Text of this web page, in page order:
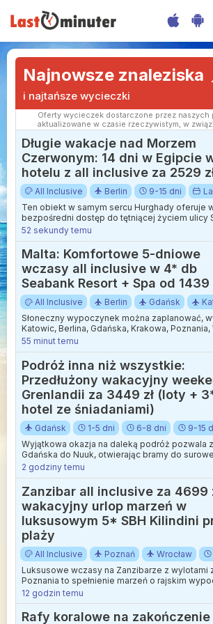
Najnowsze znaleziska
i najtańsze wycieczki
Oferty wycieczek dostarczone przez naszych
aktualizowane w czasie rzeczywistym, w
dostępność ofert mogą się nieznacznie
Dokładamy wszelkich starań aby rozbieżności
Długie wakacje nad Morzem
Czerwonym: 14 dni w Egipcie
hotelu z all inclusive za 2529
All Inclusive Berlin 9-15 dni
Ten obiekt w samym sercu Hurghady oferuje
bezpośredni dostęp do tętniącej życiem ulicy
w tym miejscu to doskonała propozycja dla
poczuć rytm egipskiego kurortu, mając
zapewniony pełen komfort, ponieważ ta
all inclusive. Na miejscu czekają dwa baseny
sekcja ze zjeżdżalniami wodnymi, która
radości zarówno dzieciom, jak i dorosłym.
52 sekundy temu
Malta: Komfortowe 5-dniowe
wczasy all inclusive w 4* db
Seabank Resort + Spa od 1439
All Inclusive Berlin Gdańsk
Słoneczny wypoczynek można zaplanować,
Katowic, Berlina, Gdańska, Krakowa, Poznania,
Warszawy-Modlin i Wrocławia na malowniczą
55 minut temu
Podróż inna niż wszystkie:
Przedłużony wakacyjny
Grenlandii za 3449 zł (loty +
hotel ze śniadaniami)
Gdańsk 1-5 dni 6-8 dni 9-15
Wyjątkowa okazja na daleką podróż pozwala
Gdańska do Nuuk, otwierając bramy do
Arktyki. Połączenie realizowane jest z
Kopenhadze, co pozwala na sprawną podróż
propozycja to idealny sposób na
miejscu, gdzie natura dominuje nad
2 godziny temu
Zanzibar all inclusive za 4699
wakacyjny urlop marzeń w
luksusowym 5* SBH Kilindini
plaży
All Inclusive Poznań Wrocław
Luksusowe wczasy na Zanzibarze z wylotami
Poznania to spełnienie marzeń o rajskim
otoczeniu palm i turkusowego oceanu.
12 godzin temu
Rafy koralowe na zakończenie